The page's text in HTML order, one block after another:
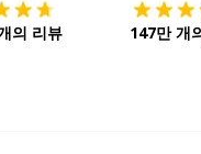
의 리뷰 147만 개